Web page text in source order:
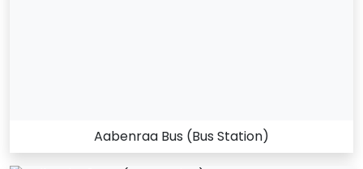
Aabenraa Bus (Bus Station)